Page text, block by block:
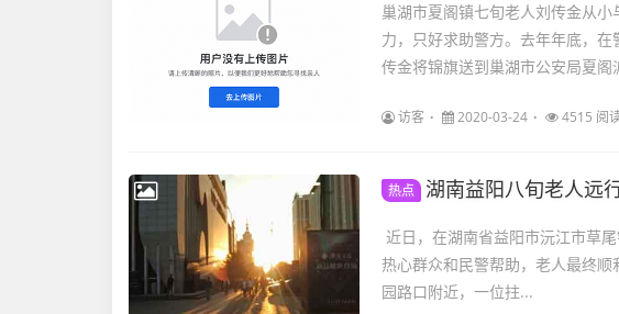
巢湖市夏阁镇七旬老人刘传金从
力，只好求助警方。去年年底，
传金将锦旗送到巢湖市公安局夏阁
访客 2020-03-24 4515 阅
热点 湖南益阳八旬老人远
近日，在湖南省益阳市沅江市草
热心群众和民警帮助，老人最终
园路口附近，一位拄...